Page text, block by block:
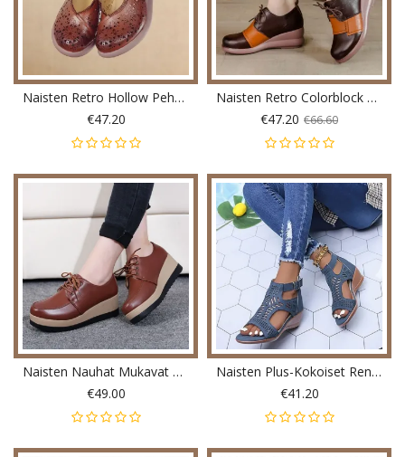
Naisten Retro Hollow Pehmeät Mukavat Aito Nahka Hook Loop Mary Jane Wedges Kengät
€47.20
Naisten Retro Colorblock Käsintehdyt Aitoa Nahkaa Pehmeät Mukavat Kiilakengät
€47.20 €66.60
Naisten Nauhat Mukavat Lämmin Vuoratut Rento Tasot Kiilat Kengät
€49.00
Naisten Plus-Kokoiset Rento Hengittävä Ontto Kesäloma Sandaalit
€41.20